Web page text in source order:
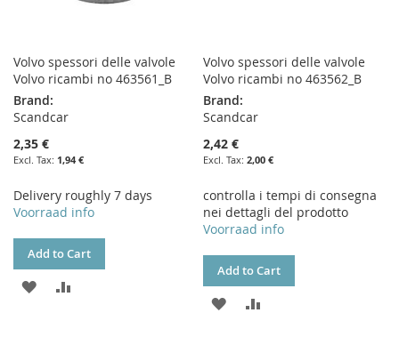
Volvo spessori delle valvole
Volvo ricambi no 463561_B
Brand:
Scandcar
2,35 €
1,94 €
Delivery roughly 7 days
Voorraad info
Add to Cart
ADD
Volvo spessori delle valvole
Volvo ricambi no 463562_B
Brand:
Scandcar
2,42 €
2,00 €
controlla i tempi di consegna
nei dettagli del prodotto
Voorraad info
Add to Cart
ADD